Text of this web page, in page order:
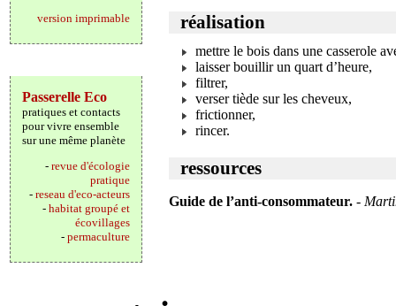
version imprimable
Passerelle Eco
pratiques et contacts
pour vivre ensemble
sur une même planète
- revue d'écologie
pratique
- reseau d'eco-acteurs
- habitat groupé et
écovillages
- permaculture
réalisation
mettre le bois dans une casserole
laisser bouillir un quart d’heure,
filtrer,
verser tiède sur les cheveux,
frictionner,
rincer.
ressources
Guide de l’anti-consommateur.-